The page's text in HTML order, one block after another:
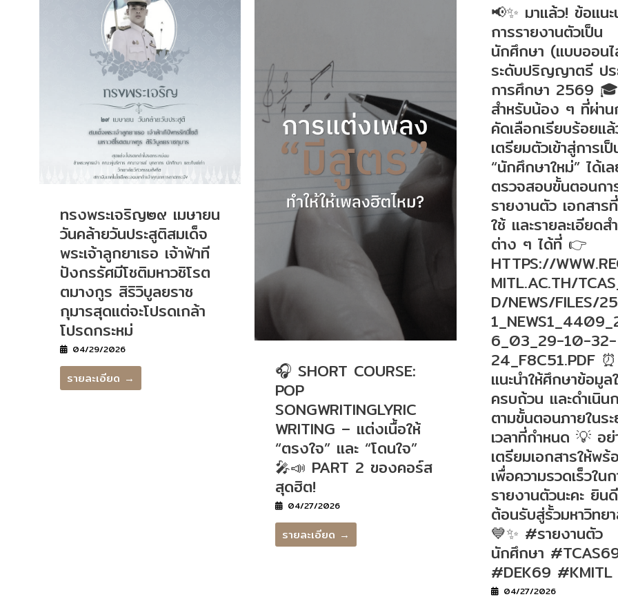
ทรงพระเจริญ๒๙ เมษายน
วันคล้ายวันประสูติสมเด็จ
พระเจ้าลูกยาเธอ เจ้าฟ้าที
ปังกรรัศมีโชติมหาวชิโรต
ตมางกูร สิริวิบูลยราช
กุมารสุดแต่จะโปรดเกล้า
โปรดกระหม่
04/29/2026
รายละเอียด →
🎧 SHORT COURSE:
POP
SONGWRITINGLYRIC
WRITING – แต่งเนื้อให้
“ตรงใจ” และ “โดนใจ”
🎤📣 PART 2 ของคอร์ส
สุดฮิต!
04/27/2026
รายละเอียด →
📢✨ มาแล้ว! ข้อแนะ
การรายงานตัวเป็น
นักศึกษา (แบบออน
ระดับปริญญาตรี ปร
การศึกษา 2569 🎓
สำหรับน้อง ๆ ที่ผ่าน
คัดเลือกเรียบร้อยแ
เตรียมตัวเข้าสู่การเ
“นักศึกษาใหม่” ได้เ
ตรวจสอบขั้นตอนกา
รายงานตัว เอกสาร
ใช้ และรายละเอียด
ต่าง ๆ ได้ที่ 👉
HTTPS://
MITL.AC.TH/
D/NEWS/FILES/
6_03_29-10-32-
24_F8C51.PDF ⏰
แนะนำให้ศึกษาข้อมูล
ครบถ้วน และดำเนิน
ตามขั้นตอนภายในระ
เวลาที่กำหนด 💡 อ
เตรียมเอกสารให้พร้
เพื่อความรวดเร็วใน
รายงานตัวนะคะ ยินดี
ต้อนรับสู่รั้วมหาวิทย
💙✨ #รายงานตัว
นักศึกษา
#DEK69 #KMITL
04/27/2026